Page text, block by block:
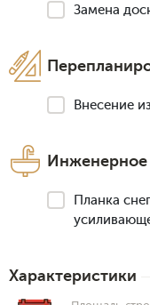
Замена
Внесение
Планка
Характеристики